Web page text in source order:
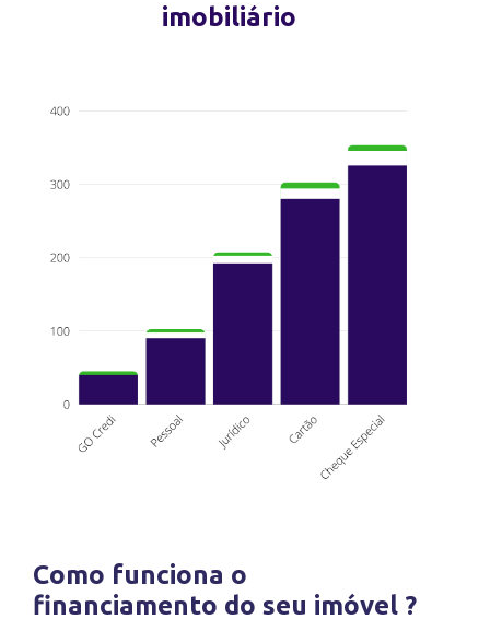
imobiliário
Como funciona o
financiamento do seu imóvel ?